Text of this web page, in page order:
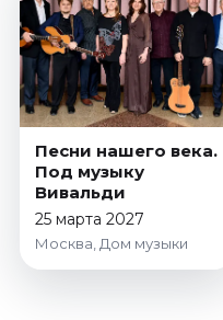
Январь 2027
Стендап
Август 2026
Сентябрь 2026
Октябрь 2026
Ноябрь 2026
Декабрь 2026
Выставки
Песни нашего века.
Под музыку
Вивальди
25 марта 2027
Москва, Дом музыки